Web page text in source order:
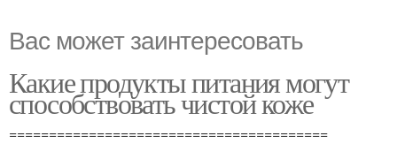
Вас может заинтересовать
Какие продукты питания могут
способствовать чистой коже
========================================